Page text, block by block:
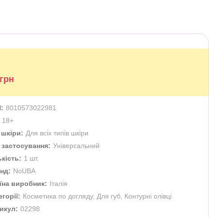
8010573022981
18+
Для всіх типів шкіри
Універсальний
1 шт.
NoUBA
виробник: Італія
Косметика по догляду, Для губ Контурні олівці
02298